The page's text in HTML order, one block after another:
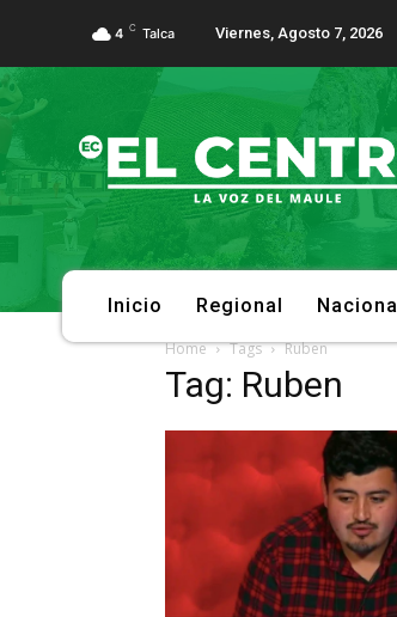
4 C Talca Viernes, Agosto 7, 2026
Inicio Regional Nacional
Home Tags Ruben
Tag: Ruben